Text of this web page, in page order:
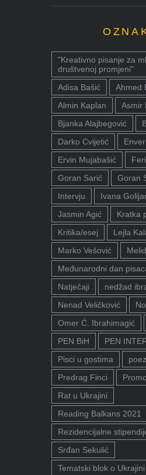
"Kreativno pisanje za
društvenoj promjeni"
Adisa Bašić
Ahmed
Almin Kaplan
Asmir
Bjanka Alajbegović
Darko Cvijetić
Ervin Mujabašić
Goran Sarić
Goran
Intervju
Ivana
Jasmin Agić
Kratka
Kritika/esej
Lejla
Marko Vešović
Međunarodni dan
Natječaji
nedžad
Nenad Veličković
Omer Ć. Ibrahimagić
PEN BiH
PEN
Pisci u gostima
Predrag Finci
Rat u Ukrajini
Reading Balkans 2021
Rezidencijalne
Srđan Sekulić
Tematski blok o Ukrajini